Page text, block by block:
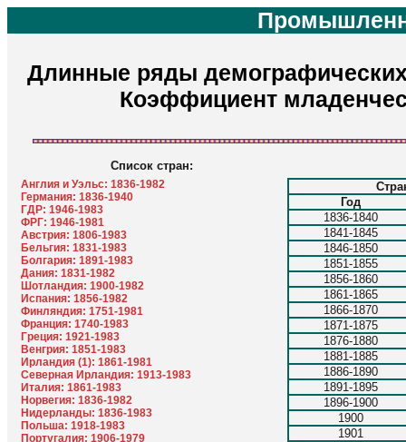
Длинные ряды демографических
Коэффициент
Список стран:
Англия и Уэльс: 1836-1982
Германия: 1836-1940
ГДР: 1946-1983
ФРГ: 1946-1981
Австрия: 1806-1983
Бельгия: 1831-1983
Болгария: 1891-1983
Дания: 1831-1982
Шотландия: 1900-1982
Испания: 1856-1982
Финляндия: 1751-1981
Франция: 1740-1983
Греция: 1921-1983
Венгрия: 1851-1983
Ирландия (1): 1861-1981
Северная Ирландия: 1913-1983
Италия: 1861-1983
Норвегия: 1836-1982
Нидерланды: 1836-1983
Польша: 1918-1983
Португалия: 1906-1979
Год
1836-1840
1841-1845
1846-1850
1851-1855
1856-1860
1861-1865
1866-1870
1871-1875
1876-1880
1881-1885
1886-1890
1891-1895
1896-1900
1900
1901